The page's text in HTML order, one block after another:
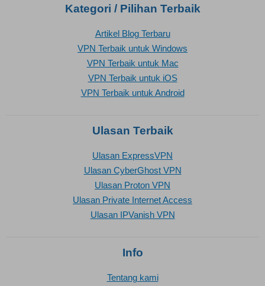
Kategori / Pilihan Terbaik
Artikel Blog Terbaru
VPN Terbaik untuk Windows
VPN Terbaik untuk Mac
VPN Terbaik untuk iOS
VPN Terbaik untuk Android
Ulasan Terbaik
Ulasan ExpressVPN
Ulasan CyberGhost VPN
Ulasan Proton VPN
Ulasan Private Internet Access
Ulasan IPVanish VPN
Info
Tentang kami